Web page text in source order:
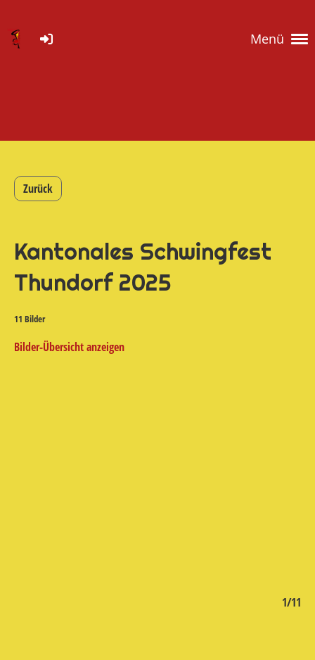
Menü
Zurück
Kantonales Schwingfest
Thundorf 2025
11 Bilder
Bilder-Übersicht anzeigen
1/11